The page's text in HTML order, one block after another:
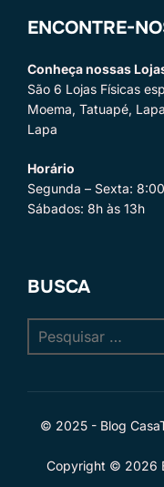
ENCONTRE-
Conheça nossas
São 6 Lojas Físicas
Moema, Tatuapé,
Lapa
Horário
Segunda – Sexta:
Sábados: 8h às 13h
BUSCA
por:
© 2025 - Blog
Copyright © 2026